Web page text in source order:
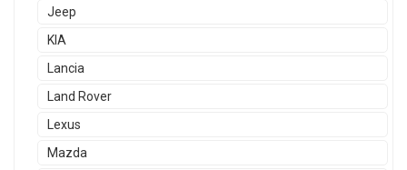
Jeep
KIA
Lancia
Land Rover
Lexus
Mazda